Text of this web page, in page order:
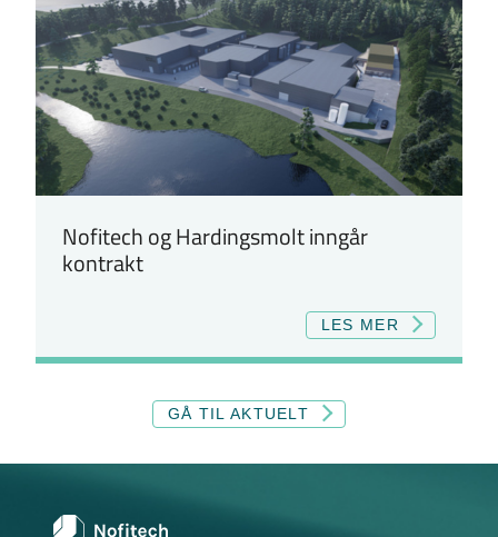
Nofitech og Hardingsmolt inngår
kontrakt
LES MER
GÅ TIL AKTUELT